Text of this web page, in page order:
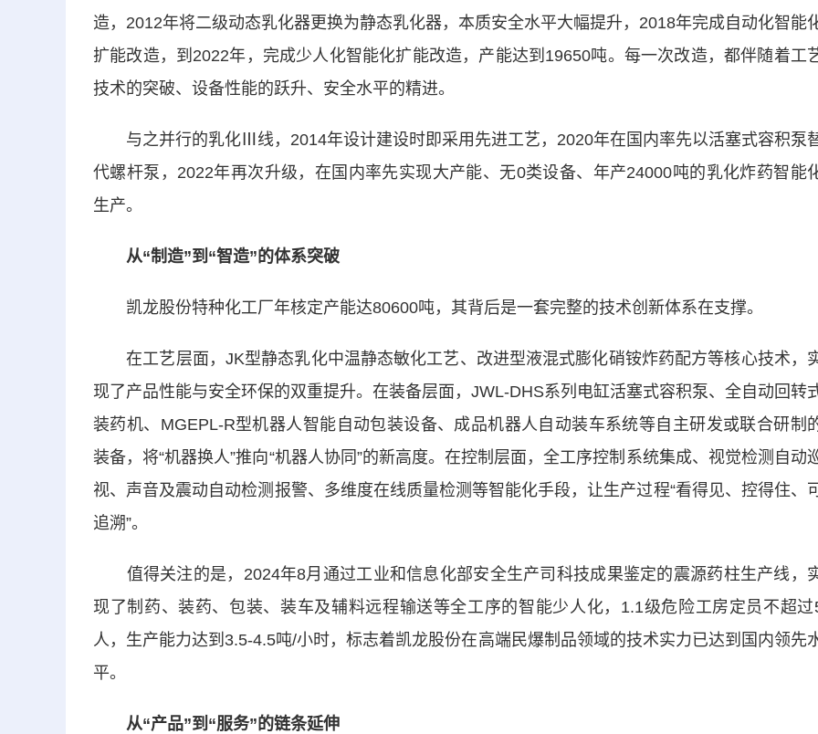
造，2012年将二级动态乳化器更换为静态乳化器，本质安全水平大幅提升，2018年完成自动化智能
扩能改造，到2022年，完成少人化智能化扩能改造，产能达到19650吨。每一次改造，都伴随着工
技术的突破、设备性能的跃升、安全水平的精进。
与之并行的乳化Ⅲ线，2014年设计建设时即采用先进工艺，2020年在国内率先以活塞式容积泵
代螺杆泵，2022年再次升级，在国内率先实现大产能、无0类设备、年产24000吨的乳化炸药智能
生产。
从“制造”到“智造”的体系突破
凯龙股份特种化工厂年核定产能达80600吨，其背后是一套完整的技术创新体系在支撑。
在工艺层面，JK型静态乳化中温静态敏化工艺、改进型液混式膨化硝铵炸药配方等核心技术，
现了产品性能与安全环保的双重提升。在装备层面，JWL-DHS系列电缸活塞式容积泵、全自动回转
装药机、MGEPL-R型机器人智能自动包装设备、成品机器人自动装车系统等自主研发或联合研制
装备，将“机器换人”推向“机器人协同”的新高度。在控制层面，全工序控制系统集成、视觉检测自动
视、声音及震动自动检测报警、多维度在线质量检测等智能化手段，让生产过程“看得见、控得住、可
追溯”。
值得关注的是，2024年8月通过工业和信息化部安全生产司科技成果鉴定的震源药柱生产线，
现了制药、装药、包装、装车及辅料远程输送等全工序的智能少人化，1.1级危险工房定员不超过
人，生产能力达到3.5-4.5吨/小时，标志着凯龙股份在高端民爆制品领域的技术实力已达到国内领先
平。
从“产品”到“服务”的链条延伸